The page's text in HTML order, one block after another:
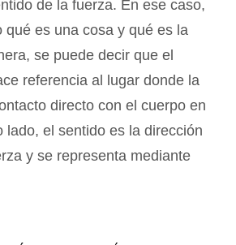
de la fuerza. En ese caso,
qué es una cosa y qué es la
se puede decir que el
referencia al lugar donde la
directo con el cuerpo en
lado, el sentido es la dirección
y se representa mediante